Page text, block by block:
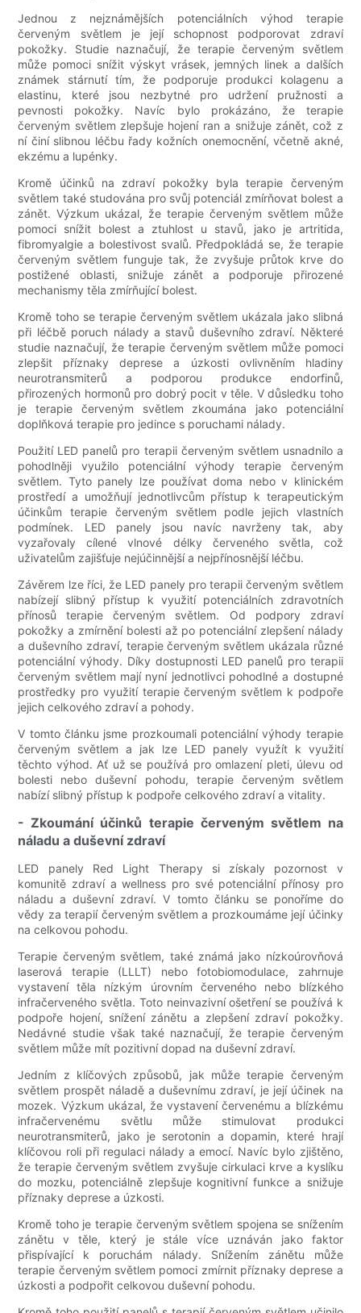
Jednou z nejznámějších potenciálních výhod terapie
červeným světlem je její schopnost podporovat zdraví
pokožky. Studie naznačují, že terapie červeným světlem
může pomoci snížit výskyt vrásek, jemných linek a dalších
známek stárnutí tím, že podporuje produkci kolagenu a
elastinu, které jsou nezbytné pro udržení pružnosti a
pevnosti pokožky. Navíc bylo prokázáno, že terapie
červeným světlem zlepšuje hojení ran a snižuje zánět, což z
ní činí slibnou léčbu řady kožních onemocnění, včetně akné,
ekzému a lupénky.
Kromě účinků na zdraví pokožky byla terapie červeným
světlem také studována pro svůj potenciál zmírňovat bolest a
zánět. Výzkum ukázal, že terapie červeným světlem může
pomoci snížit bolest a ztuhlost u stavů, jako je artritida,
fibromyalgie a bolestivost svalů. Předpokládá se, že terapie
červeným světlem funguje tak, že zvyšuje průtok krve do
postižené oblasti, snižuje zánět a podporuje přirozené
mechanismy těla zmírňující bolest.
Kromě toho se terapie červeným světlem ukázala jako slibná
při léčbě poruch nálady a stavů duševního zdraví. Některé
studie naznačují, že terapie červeným světlem může pomoci
zlepšit příznaky deprese a úzkosti ovlivněním hladiny
neurotransmiterů a podporou produkce endorfinů,
přirozených hormonů pro dobrý pocit v těle. V důsledku toho
je terapie červeným světlem zkoumána jako potenciální
doplňková terapie pro jedince s poruchami nálady.
Použití LED panelů pro terapii červeným světlem usnadnilo a
pohodlněji využilo potenciální výhody terapie červeným
světlem. Tyto panely lze používat doma nebo v klinickém
prostředí a umožňují jednotlivcům přístup k terapeutickým
účinkům terapie červeným světlem podle jejich vlastních
podmínek. LED panely jsou navíc navrženy tak, aby
vyzařovaly cílené vlnové délky červeného světla, což
uživatelům zajišťuje nejúčinnější a nejpřínosnější léčbu.
Závěrem lze říci, že LED panely pro terapii červeným světlem
nabízejí slibný přístup k využití potenciálních zdravotních
přínosů terapie červeným světlem. Od podpory zdraví
pokožky a zmírnění bolesti až po potenciální zlepšení nálady
a duševního zdraví, terapie červeným světlem ukázala různé
potenciální výhody. Díky dostupnosti LED panelů pro terapii
červeným světlem mají nyní jednotlivci pohodlné a dostupné
prostředky pro využití terapie červeným světlem k podpoře
jejich celkového zdraví a pohody.
V tomto článku jsme prozkoumali potenciální výhody terapie
červeným světlem a jak lze LED panely využít k využití
těchto výhod. Ať už se používá pro omlazení pleti, úlevu od
bolesti nebo duševní pohodu, terapie červeným světlem
nabízí slibný přístup k podpoře celkového zdraví a vitality.
- Zkoumání účinků terapie červeným světlem na
náladu a duševní zdraví
LED panely Red Light Therapy si získaly pozornost v
komunitě zdraví a wellness pro své potenciální přínosy pro
náladu a duševní zdraví. V tomto článku se ponoříme do
vědy za terapií červeným světlem a prozkoumáme její účinky
na celkovou pohodu.
Terapie červeným světlem, také známá jako nízkoúrovňová
laserová terapie (LLLT) nebo fotobiomodulace, zahrnuje
vystavení těla nízkým úrovním červeného nebo blízkého
infračerveného světla. Toto neinvazivní ošetření se používá k
podpoře hojení, snížení zánětu a zlepšení zdraví pokožky.
Nedávné studie však také naznačují, že terapie červeným
světlem může mít pozitivní dopad na duševní zdraví.
Jedním z klíčových způsobů, jak může terapie červeným
světlem prospět náladě a duševnímu zdraví, je její účinek na
mozek. Výzkum ukázal, že vystavení červenému a blízkému
infračervenému světlu může stimulovat produkci
neurotransmiterů, jako je serotonin a dopamin, které hrají
klíčovou roli při regulaci nálady a emocí. Navíc bylo zjištěno,
že terapie červeným světlem zvyšuje cirkulaci krve a kyslíku
do mozku, potenciálně zlepšuje kognitivní funkce a snižuje
příznaky deprese a úzkosti.
Kromě toho je terapie červeným světlem spojena se snížením
zánětu v těle, který je stále více uznáván jako faktor
přispívající k poruchám nálady. Snížením zánětu může
terapie červeným světlem pomoci zmírnit příznaky deprese a
úzkosti a podpořit celkovou duševní pohodu.